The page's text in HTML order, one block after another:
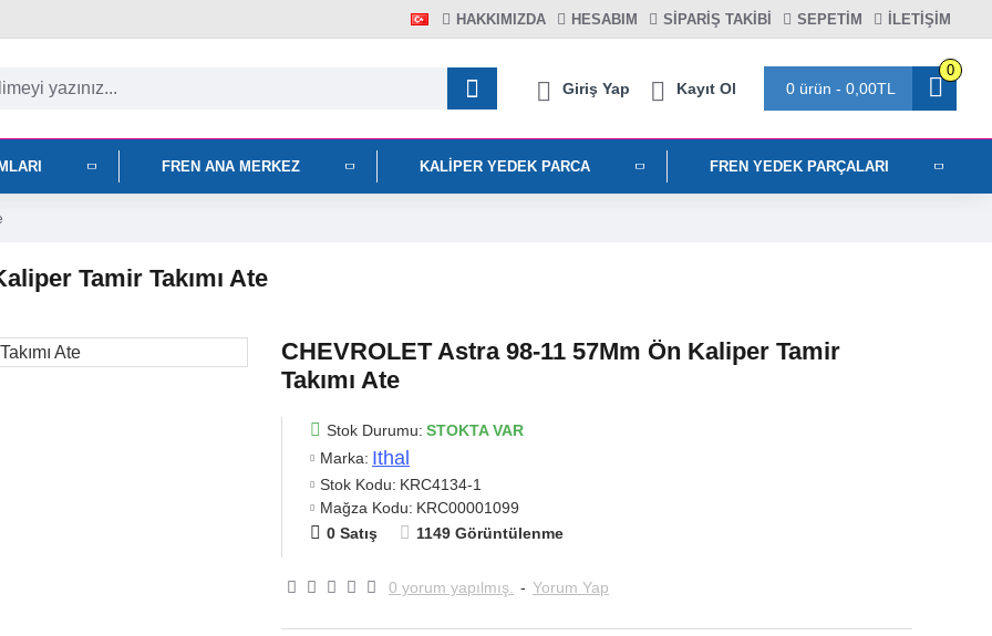
HAKKIMIZDA HESABIM SIPARIŞ TAKIBI SEPETIM İLETİŞİM
Giriş Yap Kayıt Ol 0 ürün - 0,00TL
0
FREN ANA MERKEZ KALIPER YEDEK PARCA FREN YEDEK PARÇALARI
Tamir Takımı Ate
CHEVROLET Astra 98-11 57Mm Ön Kaliper Tamir
Takımı Ate
Stok Durumu: STOKTA VAR
Marka: Ithal
Stok Kodu: KRC4134-1
Mağza Kodu: KRC00001099
0 Satış
1149 Görüntülenme
0 yorum yapılmış. - Yorum Yap